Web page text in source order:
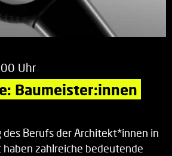
Uhr
Baumeister:innen
des Berufs der Architekt*innen in
zahlreiche bedeutende